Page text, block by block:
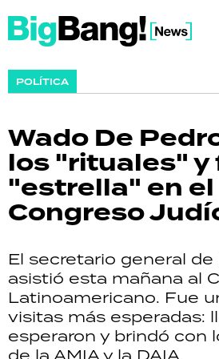
POLÍTICA
Wado De
los "rituales" y
"estrella" en el
Congreso
El secretario general de
asistió esta mañana al
Latinoamericano. Fue
visitas más esperadas:
esperaron y brindó con
de la AMIA y la DAIA.
SHOW
ACTUALIDAD
POLICIALES
ECONOMÍA
GRAN
SALUD
DEPORTES